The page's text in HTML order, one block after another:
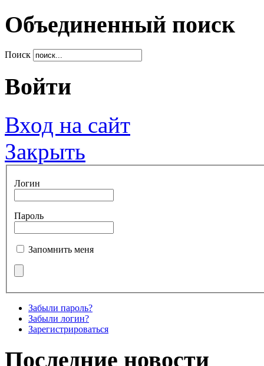
Объединенный поиск
Поиск
Войти
Вход на сайт
Закрыть
Логин
Пароль
Запомнить меня
Забыли пароль?
Забыли логин?
Зарегистрироваться
Последние новости